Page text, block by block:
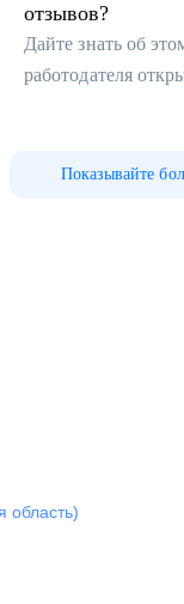
отзывов?
Дайте знать об
работодателя
Показывайте
область)